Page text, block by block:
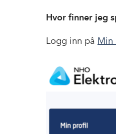
Hvor finner jeg
Logg inn på Min